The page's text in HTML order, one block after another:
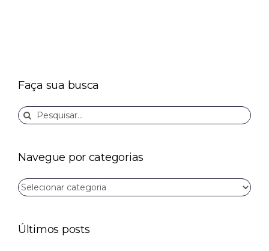
Faça sua busca
Buscar
resultados
Navegue por categorias
Navegue
por
Últimos posts